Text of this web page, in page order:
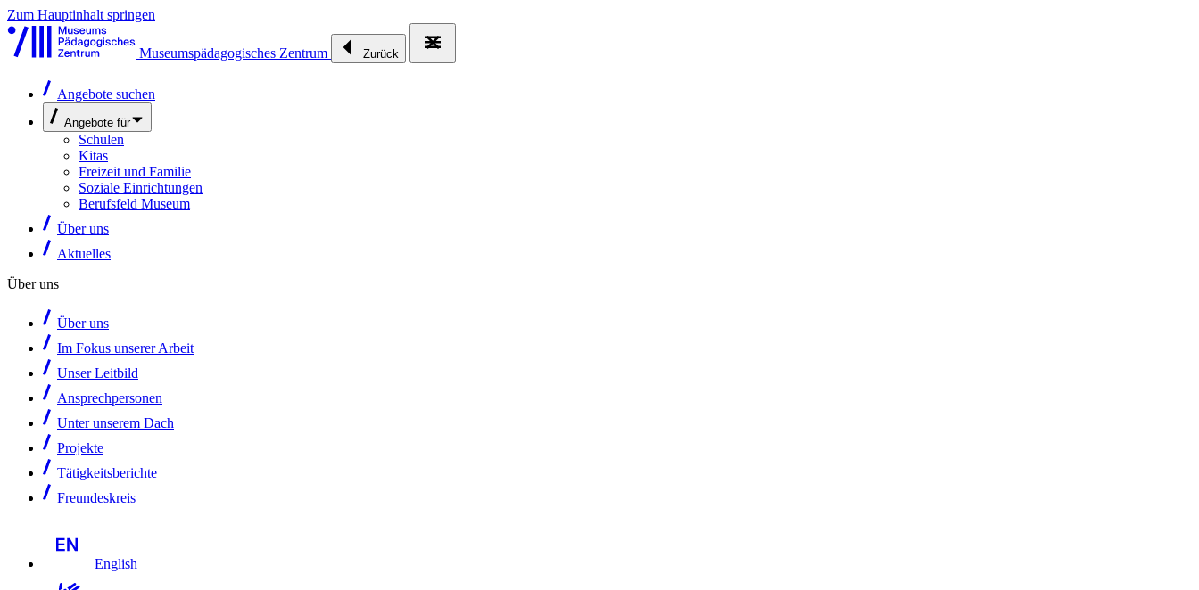
Zum Hauptinhalt springen
Museumspädagogisches Zentrum Zurück
Angebote suchen
Angebote für
Schulen
Kitas
Freizeit und Familie
Soziale Einrichtungen
Berufsfeld Museum
Über uns
Aktuelles
Über uns
Über uns
Im Fokus unserer Arbeit
Unser Leitbild
Ansprechpersonen
Unter unserem Dach
Projekte
Tätigkeitsberichte
Freundeskreis
English